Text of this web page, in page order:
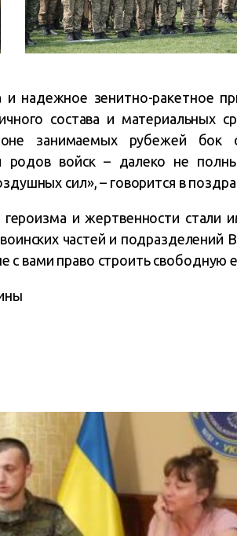
и надежное зенитно-ракетное
состава и материальных
занимаемых рубежей
родов войск – далеко не
сил», – говорится в
и жертвенности стали
частей и подразделений
с вами право строить свободную